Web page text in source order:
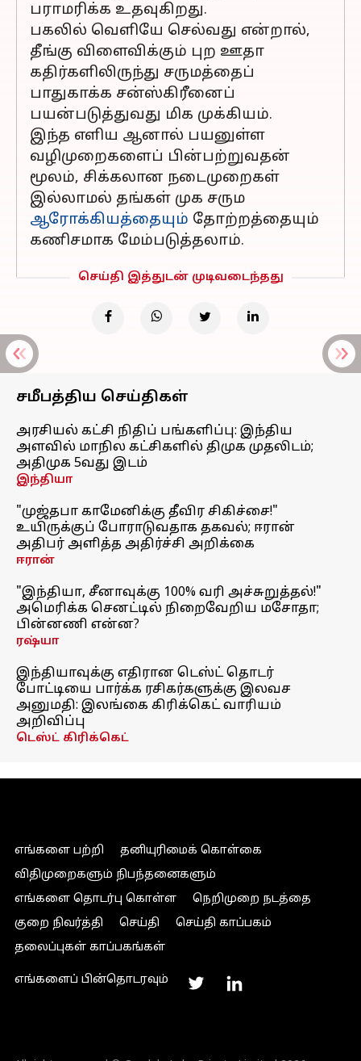
பராமரிக்க உதவுகிறது.
பகலில் வெளியே செல்வது என்றால்,
தீங்கு விளைவிக்கும் புற ஊதா
கதிர்களிலிருந்து சருமத்தைப்
பாதுகாக்க சன்ஸ்கிரீனைப்
பயன்படுத்துவது மிக முக்கியம்.
இந்த எளிய ஆனால் பயனுள்ள
வழிமுறைகளைப் பின்பற்றுவதன்
மூலம், சிக்கலான நடைமுறைகள்
இல்லாமல் தங்கள் முக சரும
ஆரோக்கியத்தையும் தோற்றத்தையும்
கணிசமாக மேம்படுத்தலாம்.
செய்தி இத்துடன் முடிவடைந்தது
சமீபத்திய செய்திகள்
அரசியல் கட்சி நிதிப் பங்களிப்பு: இந்திய
அளவில் மாநில கட்சிகளில் திமுக முதலிடம்;
அதிமுக 5வது இடம்
இந்தியா
"முஜ்தபா காமேனிக்கு தீவிர சிகிச்சை!"
உயிருக்குப் போராடுவதாக தகவல்; ஈரான்
அதிபர் அளித்த அதிர்ச்சி அறிக்கை
ஈரான்
"இந்தியா, சீனாவுக்கு 100% வரி அச்சுறுத்தல்!"
அமெரிக்க செனட்டில் நிறைவேறிய மசோதா;
பின்னணி என்ன?
ரஷ்யா
இந்தியாவுக்கு எதிரான டெஸ்ட் தொடர்
போட்டியை பார்க்க ரசிகர்களுக்கு இலவச
அனுமதி: இலங்கை கிரிக்கெட் வாரியம்
அறிவிப்பு
டெஸ்ட் கிரிக்கெட்
எங்களை பற்றி
தனியுரிமைக் கொள்கை
விதிமுறைகளும் நிபந்தனைகளும்
எங்களை தொடர்பு கொள்ள
நெறிமுறை நடத்தை
குறை நிவர்த்தி
செய்தி
செய்தி காப்பகம்
தலைப்புகள் காப்பகங்கள்
எங்களைப் பின்தொடரவும்